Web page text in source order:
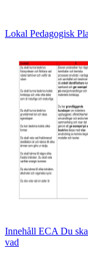
Lokal Pedagogisk
Innehåll ECA Du
vad